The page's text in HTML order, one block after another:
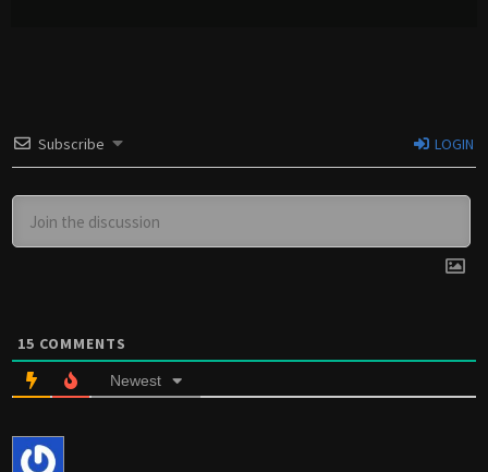
Subscribe LOGIN
15 COMMENTS
Newest